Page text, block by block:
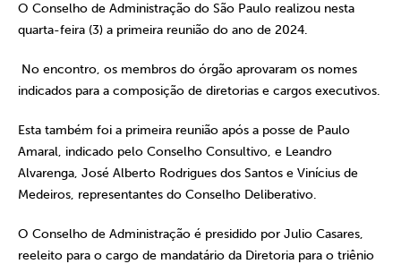
O Conselho de Administração do São Paulo realizou nesta
quarta-feira (3) a primeira reunião do ano de 2024.
No encontro, os membros do órgão aprovaram os nomes
indicados para a composição de diretorias e cargos executivos.
Esta também foi a primeira reunião após a posse de Paulo
Amaral, indicado pelo Conselho Consultivo, e Leandro
Alvarenga, José Alberto Rodrigues dos Santos e Vinícius de
Medeiros, representantes do Conselho Deliberativo.
O Conselho de Administração é presidido por Julio Casares,
reeleito para o cargo de mandatário da Diretoria para o triênio